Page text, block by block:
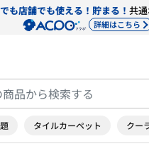
も店舗でも使える！貯まる！ 共
詳細はこちら
タイルカーペット クー